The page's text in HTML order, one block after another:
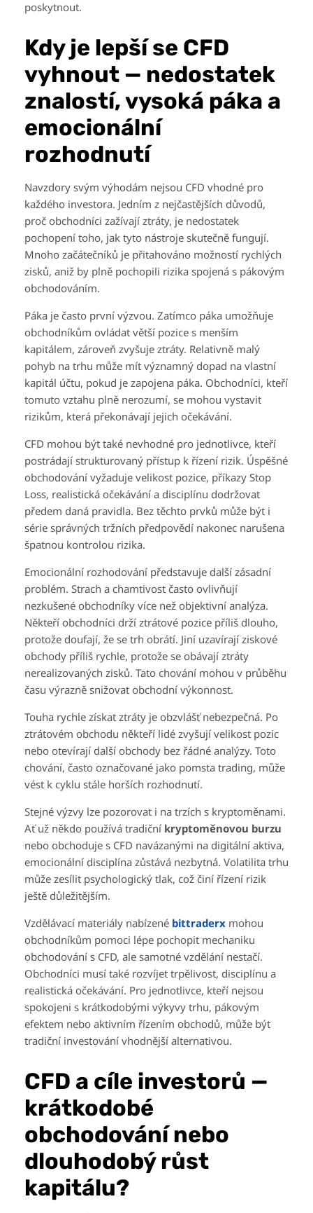
poskytnout.
Kdy je lepší se CFD
vyhnout — nedostatek
znalostí, vysoká páka a
emocionální
rozhodnutí
Navzdory svým výhodám nejsou CFD vhodné pro
každého investora. Jedním z nejčastějších důvodů,
proč obchodníci zažívají ztráty, je nedostatek
pochopení toho, jak tyto nástroje skutečně fungují.
Mnoho začátečníků je přitahováno možností rychlých
zisků, aniž by plně pochopili rizika spojená s pákovým
obchodováním.
Páka je často první výzvou. Zatímco páka umožňuje
obchodníkům ovládat větší pozice s menším
kapitálem, zároveň zvyšuje ztráty. Relativně malý
pohyb na trhu může mít významný dopad na vlastní
kapitál účtu, pokud je zapojena páka. Obchodníci, kteří
tomuto vztahu plně nerozumí, se mohou vystavit
rizikům, která překonávají jejich očekávání.
CFD mohou být také nevhodné pro jednotlivce, kteří
postrádají strukturovaný přístup k řízení rizik. Úspěšné
obchodování vyžaduje velikost pozice, příkazy Stop
Loss, realistická očekávání a disciplínu dodržovat
předem daná pravidla. Bez těchto prvků může být i
série správných tržních předpovědí nakonec narušena
špatnou kontrolou rizika.
Emocionální rozhodování představuje další zásadní
problém. Strach a chamtivost často ovlivňují
nezkušené obchodníky více než objektivní analýza.
Někteří obchodníci drží ztrátové pozice příliš dlouho,
protože doufají, že se trh obrátí. Jiní uzavírají ziskové
obchody příliš rychle, protože se obávají ztráty
nerealizovaných zisků. Tato chování mohou v průběhu
času výrazně snižovat obchodní výkonnost.
Touha rychle získat ztráty je obzvlášť nebezpečná. Po
ztrátovém obchodu někteří lidé zvyšují velikost pozic
nebo otevírají další obchody bez řádné analýzy. Toto
chování, často označované jako pomsta trading, může
vést k cyklu stále horších rozhodnutí.
Stejné výzvy lze pozorovat i na trzích s kryptoměnami.
Ať už někdo používá tradiční kryptoměnovou burzu
nebo obchoduje s CFD navázanými na digitální aktiva,
emocionální disciplína zůstává nezbytná. Volatilita trhu
může zesílit psychologický tlak, což činí řízení rizik
ještě důležitějším.
Vzdělávací materiály nabízené bittraderx mohou
obchodníkům pomoci lépe pochopit mechaniku
obchodování s CFD, ale samotné vzdělání nestačí.
Obchodníci musí také rozvíjet trpělivost, disciplínu a
realistická očekávání. Pro jednotlivce, kteří nejsou
spokojeni s krátkodobými výkyvy trhu, pákovým
efektem nebo aktivním řízením obchodů, může být
tradiční investování vhodnější alternativou.
CFD a cíle investorů —
krátkodobé
obchodování nebo
dlouhodobý růst
kapitálu?